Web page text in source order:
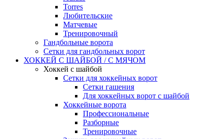
Torres
Любительские
Матчевые
Тренировочный
Гандбольные ворота
Сетки для гандбольных ворот
ХОККЕЙ С ШАЙБОЙ / С МЯЧОМ
Хоккей с шайбой
Сетки для хоккейных ворот
Сетки гашения
Для хоккейных ворот с шайбой
Хоккейные ворота
Профессиональные
Разборные
Тренировочные